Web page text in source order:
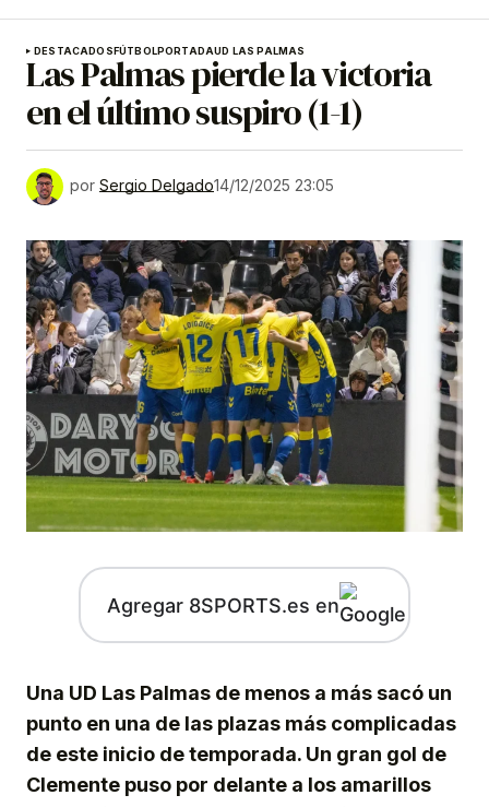
DESTACADOS FÚTBOLPORTADAUD LAS PALMAS
Las Palmas pierde la victoria
en el último suspiro (1-1)
por Sergio Delgado14/12/2025 23:05
Agregar 8SPORTS.es en
Una UD Las Palmas de menos a más sacó un
punto en una de las plazas más complicadas
de este inicio de temporada. Un gran gol de
Clemente puso por delante a los amarillos